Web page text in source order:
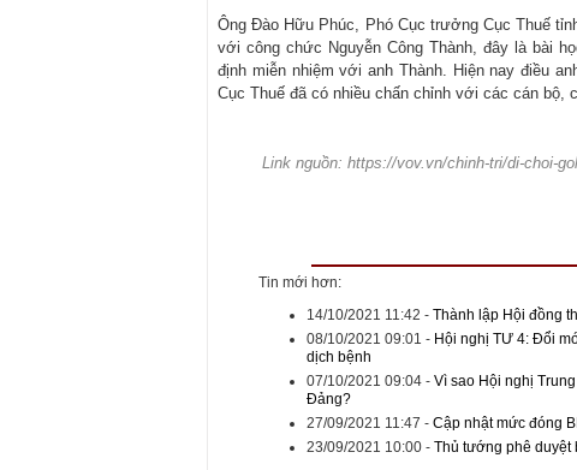
Ông Đào Hữu Phúc, Phó Cục trưởng Cục Thuế
với công chức Nguyễn Công Thành, đây là bài
định miễn nhiệm với anh Thành. Hiện nay điều
Cục Thuế đã có nhiều chấn chỉnh với các cán bộ,
Link nguồn: https://vov.vn/chinh-tri/di-choi-
Tin mới hơn:
14/10/2021 11:42 - Thành lập Hội đồng
08/10/2021 09:01 - Hội nghị TƯ 4: Đổi
dịch bệnh
07/10/2021 09:04- Vì sao Hội nghị
Đảng?
27/09/2021 11:47 - Cập nhật mức đóng
23/09/2021 10:00- Thủ tướng phê duyệt